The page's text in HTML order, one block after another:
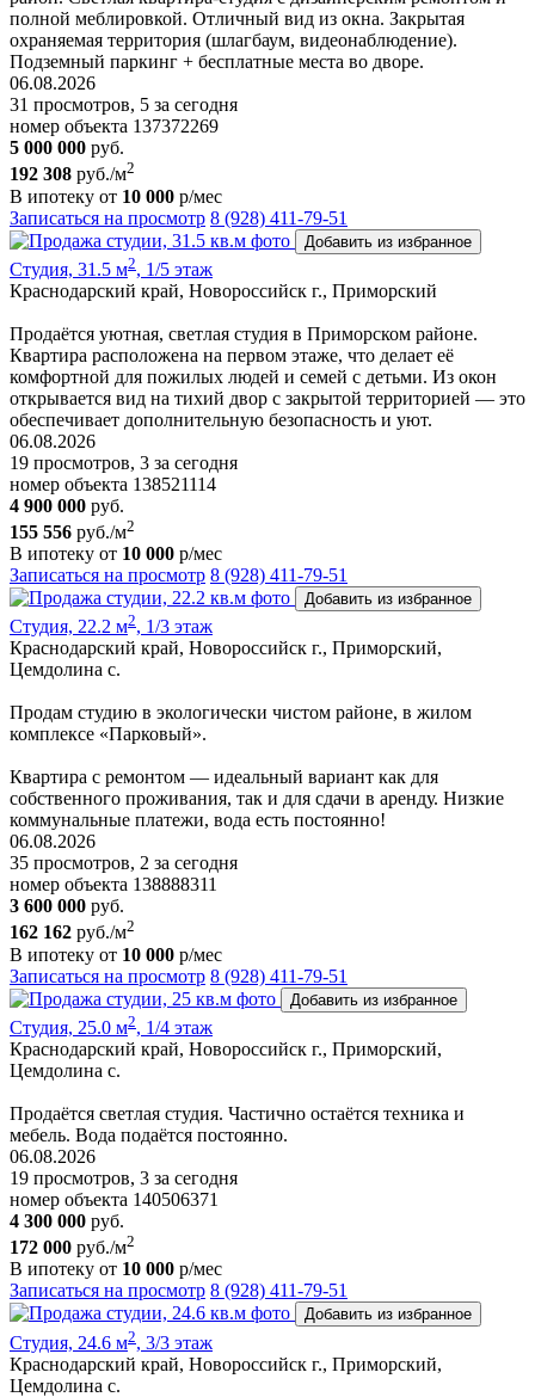
полной меблировкой. Отличный вид из окна. Закрытая
охраняемая территория (шлагбаум, видеонаблюдение).
Подземный паркинг + бесплатные места во дворе.
06.08.2026
31 просмотров, 5 за сегодня
номер объекта 137372269
5 000 000 руб.
192 308 руб./м2
В ипотеку от 10 000 р/мес
Записаться на просмотр 8 (928) 411-79-51
Добавить из избранное
Студия, 31.5 м2, 1/5 этаж
Краснодарский край, Новороссийск г., Приморский
Продаётся уютная, светлая студия в Приморском районе.
Квартира расположена на первом этаже, что делает её
комфортной для пожилых людей и семей с детьми. Из окон
открывается вид на тихий двор с закрытой территорией — это
обеспечивает дополнительную безопасность и уют.
06.08.2026
19 просмотров, 3 за сегодня
номер объекта 138521114
4 900 000 руб.
155 556 руб./м2
В ипотеку от 10 000 р/мес
Записаться на просмотр 8 (928) 411-79-51
Добавить из избранное
Студия, 22.2 м2, 1/3 этаж
Краснодарский край, Новороссийск г., Приморский,
Цемдолина с.
Продам студию в экологически чистом районе, в жилом
комплексе «Парковый».
Квартира с ремонтом — идеальный вариант как для
собственного проживания, так и для сдачи в аренду. Низкие
коммунальные платежи, вода есть постоянно!
06.08.2026
35 просмотров, 2 за сегодня
номер объекта 138888311
3 600 000 руб.
162 162 руб./м2
В ипотеку от 10 000 р/мес
Записаться на просмотр 8 (928) 411-79-51
Добавить из избранное
Студия, 25.0 м2, 1/4 этаж
Краснодарский край, Новороссийск г., Приморский,
Цемдолина с.
Продаётся светлая студия. Частично остаётся техника и
мебель. Вода подаётся постоянно.
06.08.2026
19 просмотров, 3 за сегодня
номер объекта 140506371
4 300 000 руб.
172 000 руб./м2
В ипотеку от 10 000 р/мес
Записаться на просмотр 8 (928) 411-79-51
Добавить из избранное
Студия, 24.6 м2, 3/3 этаж
Краснодарский край, Новороссийск г., Приморский,
Цемдолина с.